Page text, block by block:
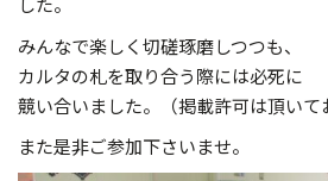
みんなで楽しく切磋琢磨しつつも、
カルタの札を取り合う際には必死に
競い合いました。（掲載許可は頂いて
また是非ご参加下さいませ。